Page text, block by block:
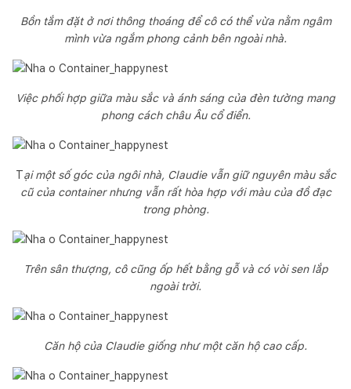
Bồn tắm đặt ở nơi thông thoáng để cô có thể vừa nằm ngâm
mình vừa ngắm phong cảnh bên ngoài nhà.
Việc phối hợp giữa màu sắc và ánh sáng của đèn tường mang
phong cách châu Âu cổ điển.
Tại một số góc của ngôi nhà, Claudie vẫn giữ nguyên màu sắc
cũ của container nhưng vẫn rất hòa hợp với màu của đồ đạc
trong phòng.
Trên sân thượng, cô cũng ốp hết bằng gỗ và có vòi sen lắp
ngoài trời.
Căn hộ của Claudie giống như một căn hộ cao cấp.